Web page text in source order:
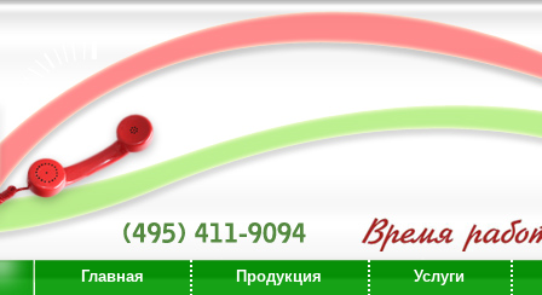
Главная Продукция Услуги